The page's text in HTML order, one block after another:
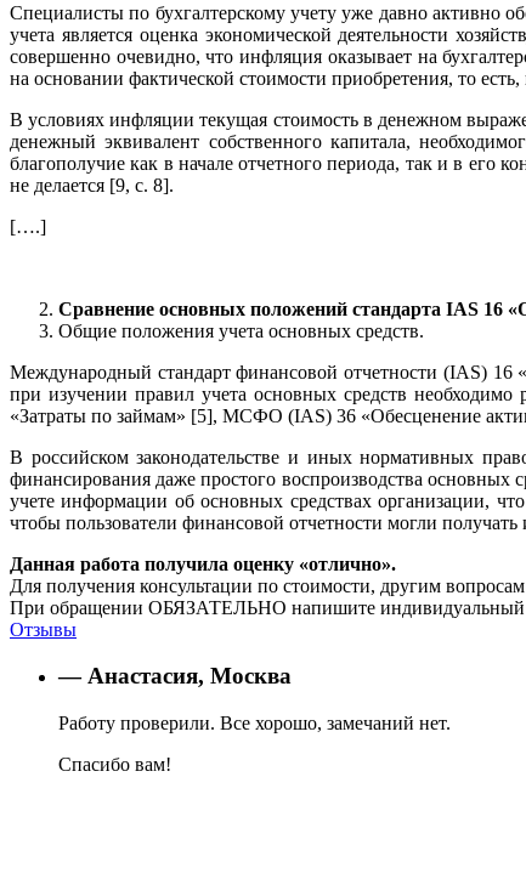
Специалисты по бухгалтерскому учету уже давно активно
учета является оценка экономической деятельности
совершенно очевидно, что инфляция оказывает на
на основании фактической стоимости приобретения, то
В условиях инфляции текущая стоимость в денежном
денежный эквивалент собственного капитала,
благополучие как в начале отчетного периода, так и в его
не делается [9, с. 8].
[….]
Сравнение основных положений стандарта IAS 16
Общие положения учета основных средств.
Международный стандарт финансовой отчетности (IAS) 16
при изучении правил учета основных средств
«Затраты по займам» [5], МСФО (IAS) 36 «Обесценение
В российском законодательстве и иных нормативных
финансирования даже простого воспроизводства основных
учете информации об основных средствах организации,
чтобы пользователи финансовой отчетности могли
Данная работа получила оценку «отлично».
Для получения консультации по стоимости, другим
При обращении ОБЯЗАТЕЛЬНО напишите индивидуальный
Отзывы
— Анастасия, Москва
Работу проверили. Все хорошо, замечаний нет.
Спасибо вам!